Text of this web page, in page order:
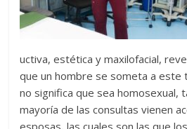
uctiva, estética y maxilofacial,
que un hombre se someta a este
no significa que sea homosexual,
mayoría de las consultas vienen
esposas, las cuales son las que